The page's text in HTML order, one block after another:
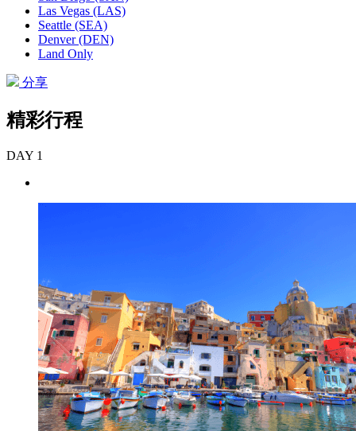
Las Vegas (LAS)
Seattle (SEA)
Denver (DEN)
Land Only
分享
精彩行程
DAY 1